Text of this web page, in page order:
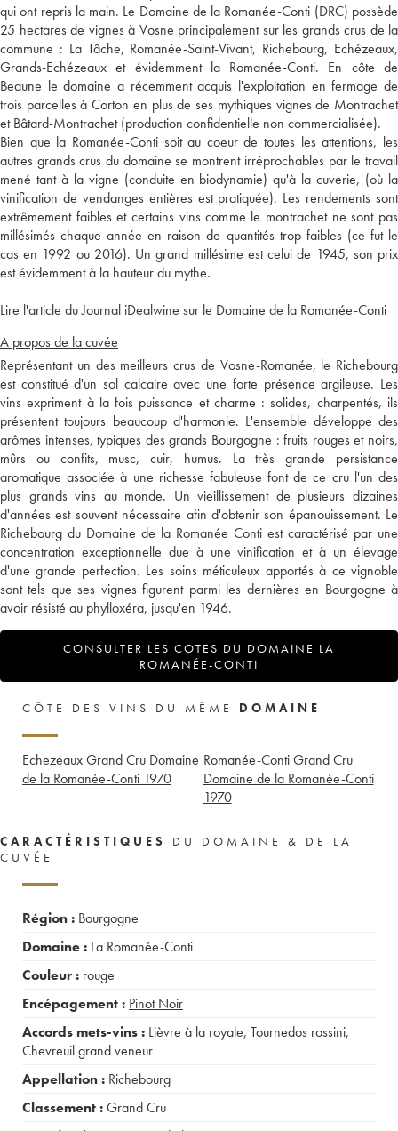
qui ont repris la main. Le Domaine de la Romanée-Conti (DRC) possède
25 hectares de vignes à Vosne principalement sur les grands crus de la
commune : La Tâche, Romanée-Saint-Vivant, Richebourg, Echézeaux,
Grands-Echézeaux et évidemment la Romanée-Conti. En côte de
Beaune le domaine a récemment acquis l'exploitation en fermage de
trois parcelles à Corton en plus de ses mythiques vignes de Montrachet
et Bâtard-Montrachet (production confidentielle non commercialisée).
Bien que la Romanée-Conti soit au coeur de toutes les attentions, les
autres grands crus du domaine se montrent irréprochables par le travail
mené tant à la vigne (conduite en biodynamie) qu'à la cuverie, (où la
vinification de vendanges entières est pratiquée). Les rendements sont
extrêmement faibles et certains vins comme le montrachet ne sont pas
millésimés chaque année en raison de quantités trop faibles (ce fut le
cas en 1992 ou 2016). Un grand millésime est celui de 1945, son prix
est évidemment à la hauteur du mythe.
Lire l'article du Journal iDealwine sur le Domaine de la Romanée-Conti
A propos de la cuvée
Représentant un des meilleurs crus de Vosne-Romanée, le Richebourg
est constitué d'un sol calcaire avec une forte présence argileuse. Les
vins expriment à la fois puissance et charme : solides, charpentés, ils
présentent toujours beaucoup d'harmonie. L'ensemble développe des
arômes intenses, typiques des grands Bourgogne : fruits rouges et noirs,
mûrs ou confits, musc, cuir, humus. La très grande persistance
aromatique associée à une richesse fabuleuse font de ce cru l'un des
plus grands vins au monde. Un vieillissement de plusieurs dizaines
d'années est souvent nécessaire afin d'obtenir son épanouissement. Le
Richebourg du Domaine de la Romanée Conti est caractérisé par une
concentration exceptionnelle due à une vinification et à un élevage
d'une grande perfection. Les soins méticuleux apportés à ce vignoble
sont tels que ses vignes figurent parmi les dernières en Bourgogne à
avoir résisté au phylloxéra, jusqu'en 1946.
CONSULTER LES COTES DU DOMAINE LA
ROMANÉE-CONTI
CÔTE DES VINS DU MÊME DOMAINE
Echezeaux Grand Cru Domaine
de la Romanée-Conti 1970
Romanée-Conti Grand Cru
Domaine de la Romanée-Conti
1970
CARACTÉRISTIQUES
DU DOMAINE & DE LA
CUVÉE
Région : Bourgogne
Domaine : La Romanée-Conti
Couleur : rouge
Encépagement : Pinot Noir
Accords mets-vins : Lièvre à la royale, Tournedos rossini,
Chevreuil grand veneur
Appellation : Richebourg
Classement :Grand Cru